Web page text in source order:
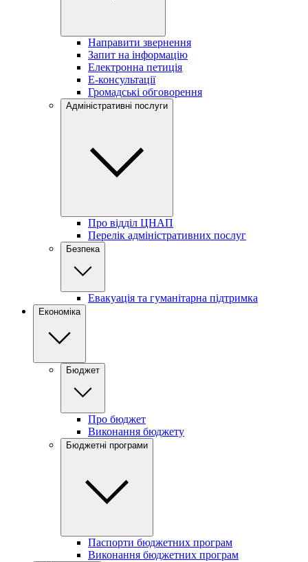
Направити звернення
Запит на інформацію
Електронна петиція
Е-консультації
Громадські обговорення
Адміністративні послуги
Про відділ ЦНАП
Перелік адміністративних послуг
Безпека
Евакуація та гуманітарна підтримка
Економіка
Бюджет
Про бюджет
Виконання бюджету
Бюджетні програми
Паспорти бюджетних програм
Виконання бюджетних програм